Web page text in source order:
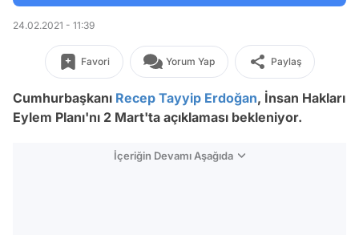
24.02.2021 - 11:39
Favori Yorum Yap Paylaş
Cumhurbaşkanı Recep Tayyip Erdoğan, İnsan Hakları
Eylem Planı'nı 2 Mart'ta açıklaması bekleniyor.
İçeriğin Devamı Aşağıda